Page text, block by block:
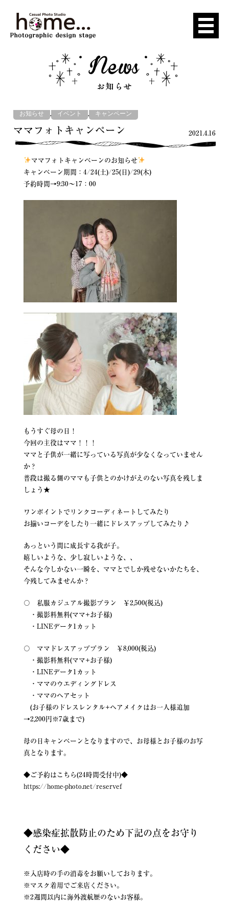
お知らせ イベント キャンペーン
ママフォトキャンペーン 2021.4.16
ママフォトキャンペーンのお知らせ
キャンペーン期間：4/24(土)/25(日)/29(木)
予約時間→9:30〜17：00
もうすぐ母の日！
今回の主役はママ！！！
ママと子供が一緒に写っている写真が少なくなっていません
か？
普段は撮る側のママも子供とのかけがえのない写真を残しま
しょう★
ワンポイントでリンクコーディネートしてみたり
お揃いコーデをしたり一緒にドレスアップしてみたり♪
あっという間に成長する我が子。
嬉しいような、少し寂しいような、、
そんな今しかない一瞬を、ママとでしか残せないかたちを、
今残してみませんか？
〇 私服カジュアル撮影プラン ￥2,500(税込)
・撮影料無料(ママ+お子様)
・LINEデータ1カット
〇 ママドレスアッププラン ￥8,000(税込)
・撮影料無料(ママ+お子様)
・LINEデータ1カット
・ママのウエディングドレス
・ママのヘアセット
(お子様のドレスレンタル+ヘアメイクはお一人様追加
→2,200円※7歳まで)
母の日キャンペーンとなりますので、お母様とお子様のお写
真となります。
◆ご予約はこちら(24時間受付中)◆
https://home-photo.net/reservef
◆感染症拡散防止のため下記の点をお守り
ください◆
※入店時の手の消毒をお願いしております。
※マスク着用でご来店ください。
※2週間以内に海外渡航歴のないお客様。